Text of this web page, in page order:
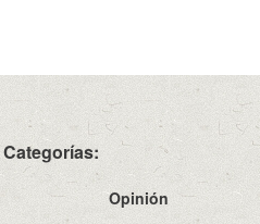
Opinión